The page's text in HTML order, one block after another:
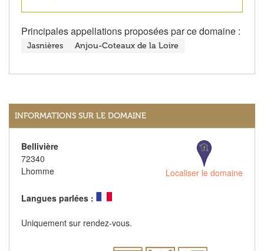
Principales appellations proposées par ce domaine :
Jasnières Anjou-Coteaux de la Loire
INFORMATIONS SUR LE DOMAINE
Bellivière
72340
Lhomme
Localiser le domaine
Langues parlées :
Uniquement sur rendez-vous.